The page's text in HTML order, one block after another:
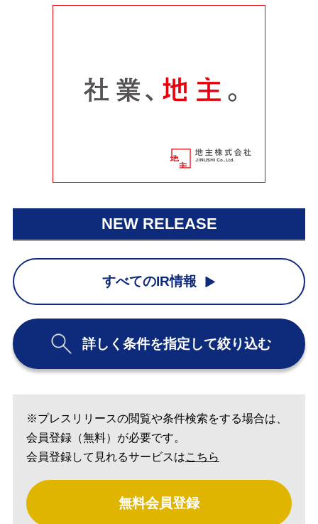
NEW RELEASE
すべてのIR情報
詳しく条件を指定して絞り込む
※プレスリリースの閲覧や条件検索をする場合は、
会員登録（無料）が必要です。
会員登録して見れるサービスはこちら
無料会員登録